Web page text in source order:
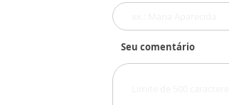
Seu comentário